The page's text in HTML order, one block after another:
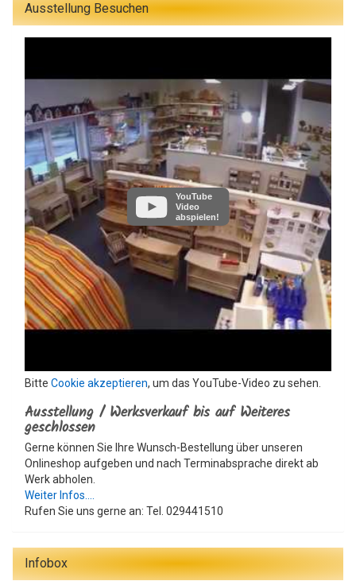
Ausstellung Besuchen
YouTube
Video
abspielen!
Bitte Cookie akzeptieren, um das YouTube-Video zu sehen.
Ausstellung / Werksverkauf bis auf Weiteres
geschlossen
Gerne können Sie Ihre Wunsch-Bestellung über unseren
Onlineshop aufgeben und nach Terminabsprache direkt ab
Werk abholen.
Weiter Infos....
Rufen Sie uns gerne an: Tel. 029441510
Infobox